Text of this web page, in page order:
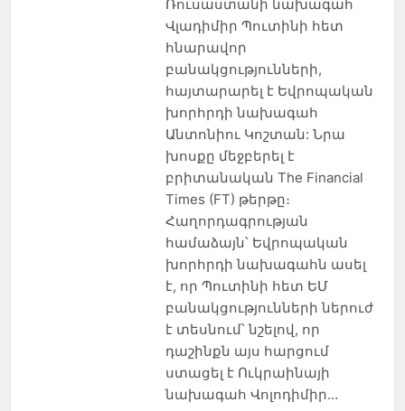
Ռուսաստանի նախագահ
Վլադիմիր Պուտինի հետ
հնարավոր
բանակցությունների,
հայտարարել է Եվրոպական
խորհրդի նախագահ
Անտոնիու Կոշտան: Նրա
խոսքը մեջբերել է
բրիտանական The Financial
Times (FT) թերթը։
Հաղորդագրության
համաձայն՝ Եվրոպական
խորհրդի նախագահն ասել
է, որ Պուտինի հետ ԵՄ
բանակցությունների ներուժ
է տեսնում՝ նշելով, որ
դաշինքն այս հարցում
ստացել է Ուկրաինայի
նախագահ Վոլոդիմիր…